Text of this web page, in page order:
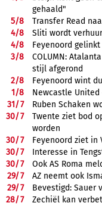
gehaald"
5/8
Transfer Read
4/8
Sliti wordt
4/8
Feyenoord
3/8
COLUMN:
stijl afgerond
2/8
Feyenoord wint
1/8
Newcastle
31/7
Ruben Schaken
30/7
Twente ziet bod
worden
30/7
Feyenoord ziet in
30/7
Interesse in
30/7
Ook AS Roma
29/7
AZ neemt ook
29/7
Bevestigd: Sauer
28/7
Zechiël kan